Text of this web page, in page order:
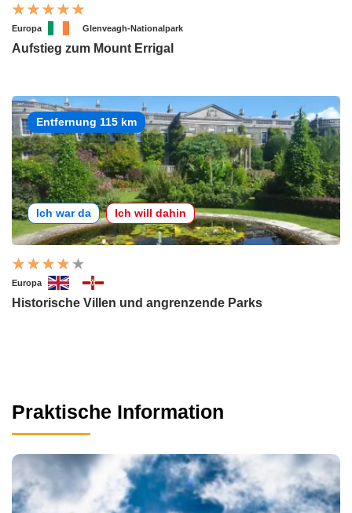
Europa Glenveagh-Nationalpark
Aufstieg zum Mount Errigal
Entfernung 115 km
Ich war da Ich will dahin
Europa
Historische Villen und angrenzende Parks
Praktische Information